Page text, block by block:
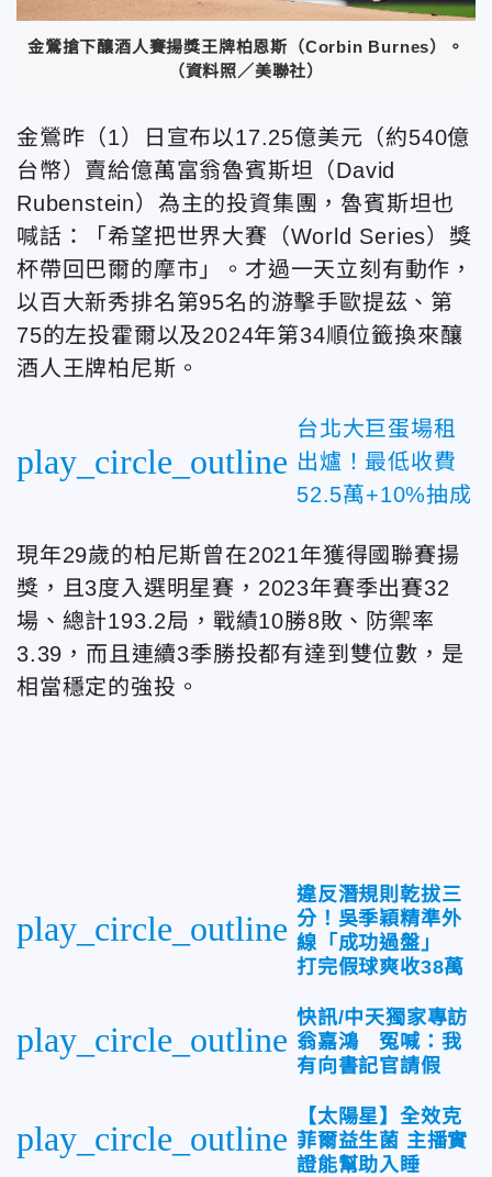
金鶯搶下釀酒人賽揚獎王牌柏恩斯（Corbin Burnes）。
（資料照／美聯社）
金鶯昨（1）日宣布以17.25億美元（約540億
台幣）賣給億萬富翁魯賓斯坦（David
Rubenstein）為主的投資集團，魯賓斯坦也
喊話：「希望把世界大賽（World Series）獎
杯帶回巴爾的摩市」。才過一天立刻有動作，
以百大新秀排名第95名的游擊手歐提茲、第
75的左投霍爾以及2024年第34順位籤換來釀
酒人王牌柏尼斯。
play_circle_outline
台北大巨蛋場租
出爐！最低收費
52.5萬+10%抽成
現年29歲的柏尼斯曾在2021年獲得國聯賽揚
獎，且3度入選明星賽，2023年賽季出賽32
場、總計193.2局，戰績10勝8敗、防禦率
3.39，而且連續3季勝投都有達到雙位數，是
相當穩定的強投。
play_circle_outline
違反潛規則乾拔三
分！吳季穎精準外
線「成功過盤」
打完假球爽收38萬
play_circle_outline
快訊/中天獨家專訪
翁嘉鴻 冤喊：我
有向書記官請假
play_circle_outline
【太陽星】全效克
菲爾益生菌 主播實
證能幫助入睡